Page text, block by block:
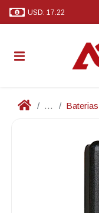
USD: 17.22
... Baterias